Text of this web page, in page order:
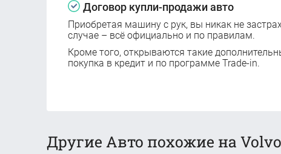
Договор купли-продажи авто
Приобретая машину с рук, вы никак не
случае – всё официально и по правилам.
Кроме того, открываются такие
покупка в кредит и по программе Trade-in.
Другие Авто похожие на